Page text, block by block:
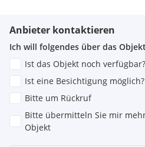
Anbieter kontaktieren
Ich will folgendes über das
Ist das Objekt noch verfügbar?
Ist eine Besichtigung möglich?
Bitte um Rückruf
Bitte übermitteln Sie mir
Objekt